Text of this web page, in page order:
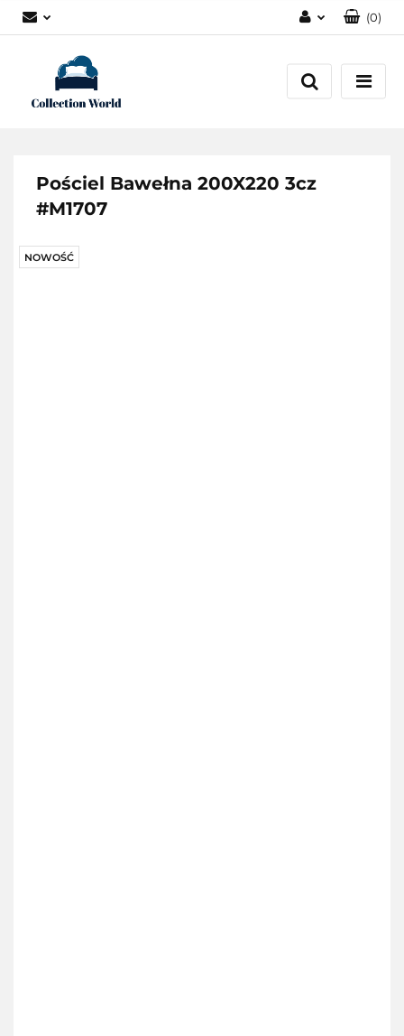
Zarejestruj się
(0)
Pościel Bawełna 200X220 3cz
#M1707
NOWOŚĆ